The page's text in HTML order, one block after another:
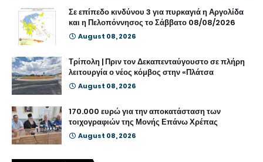
Σε επίπεδο κινδύνου 3 για πυρκαγιά η Αργολίδα
και η Πελοπόννησος το Σάββατο 08/08/2026
August 08, 2026
Τρίπολη | Πριν τον Δεκαπενταύγουστο σε πλήρη
λειτουργία ο νέος κόμβος στην «Πλάτσα
August 08, 2026
170.000 ευρώ για την αποκατάσταση των
τοιχογραφιών της Μονής Επάνω Χρέπας
August 08, 2026